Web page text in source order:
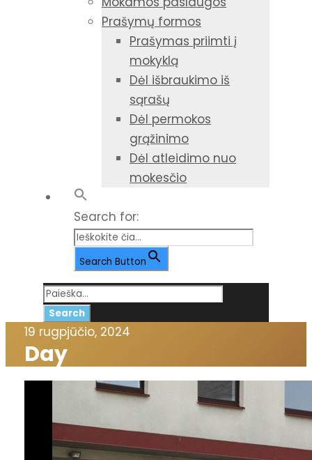
Prašymų formos
Prašymas priimti į
mokyklą
Dėl išbraukimo iš
sąrašų
Dėl permokos
grąžinimo
Dėl atleidimo nuo
mokesčio
Search for:
Search Button
19 rugpjūčio, 2024
Day